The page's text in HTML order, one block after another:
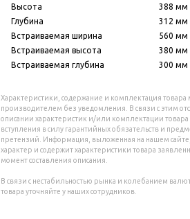
Высота
388 мм
Глубина
312 мм
Встраиваемая ширина
560 мм
Встраиваемая высота
380 мм
Встраиваемая глубина
300 мм
Характеристики, содержание и комплектация товара
производителем без уведомления. В связи с этим
описании характеристик и/или комплектации
вступления в силу гарантийных обязательств и
претензий. Информация, выложенная на нашем
характер и содержит характеристики товара
момент составления описания.
В связи с нестабильностью рынка и колебанием
товара уточняйте у наших сотрудников.